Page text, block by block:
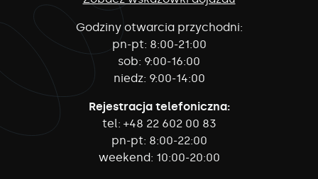
Godziny otwarcia przychodni:
pn-pt: 8:00-21:00
sob: 9:00-16:00
niedz: 9:00-14:00
Rejestracja telefoniczna:
tel: +48 22 602 00 83
pn-pt: 8:00-22:00
weekend: 10:00-20:00